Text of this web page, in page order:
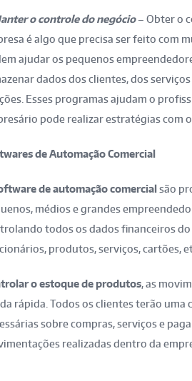
o controle do negócio– Obter o
é algo que precisa ser feito com
ajudar os pequenos
dados dos clientes, dos
Esses programas ajudam o
pode realizar estratégias com
de Automação Comercial
de automação comercial são
médios e grandes
todos os dados financeiros
produtos, serviços, cartões,
o estoque de produtos, as
rápida. Todos os clientes terão
sobre compras, serviços e
realizadas dentro da